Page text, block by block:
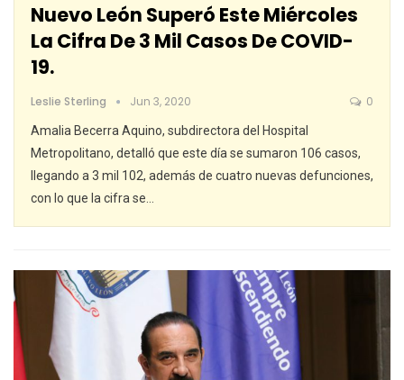
Nuevo León Superó Este Miércoles
La Cifra De 3 Mil Casos De COVID-
19.
Leslie Sterling Jun 3, 2020 0
Amalia Becerra Aquino, subdirectora del Hospital
Metropolitano, detalló que este día se sumaron 106 casos,
llegando a 3 mil 102, además de cuatro nuevas defunciones,
con lo que la cifra se